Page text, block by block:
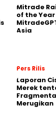
Mitrade
of the
Asia
Pers Rilis
Laporan
Merek
Merugikan